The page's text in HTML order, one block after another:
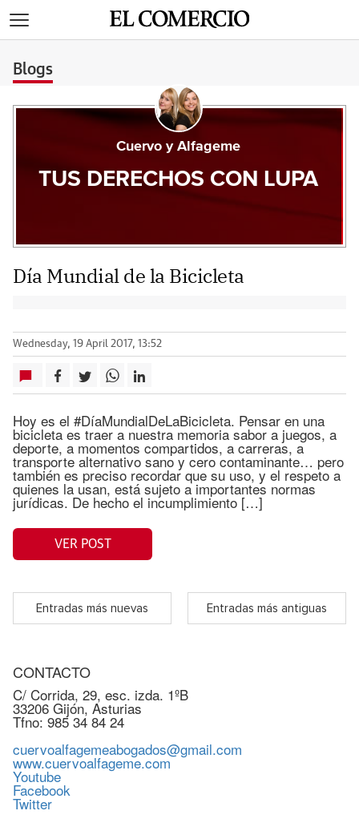
Blogs
Cuervo y Alfageme
TUS DERECHOS CON LUPA
Día Mundial de la Bicicleta
Wednesday, 19 April 2017, 13:52
Hoy es el #DíaMundialDeLaBicicleta. Pensar en una
bicicleta es traer a nuestra memoria sabor a juegos, a
deporte, a momentos compartidos, a carreras, a
transporte alternativo sano y cero contaminante… pero
también es preciso recordar que su uso, y el respeto a
quienes la usan, está sujeto a importantes normas
jurídicas. De hecho el incumplimiento […]
VER POST
Entradas más nuevas Entradas más antiguas
CONTACTO
C/ Corrida, 29, esc. izda. 1ºB
33206 Gijón, Asturias
Tfno: 985 34 84 24
cuervoalfagemeabogados@gmail.com
www.cuervoalfageme.com
Youtube
Facebook
Twitter